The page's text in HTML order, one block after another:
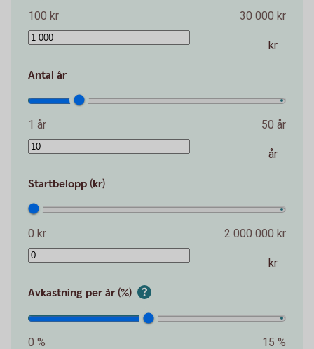
100 kr 30 000 kr
kr
Antal år
1 år 50 år
år
Startbelopp (kr)
0 kr 2 000 000 kr
kr
Avkastning per år (%)
0 % 15 %